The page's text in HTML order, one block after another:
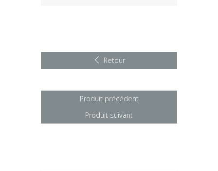
Retour
Produit précédent
Produit suivant